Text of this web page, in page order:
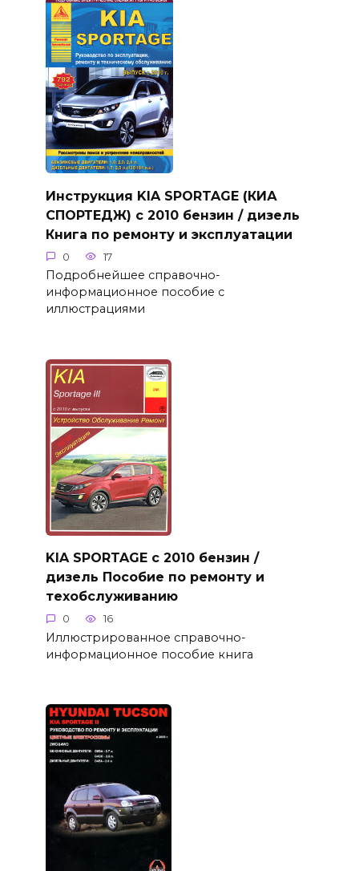
Инструкция KIA SPORTAGE (КИА
СПОРТЕДЖ) с 2010 бензин / дизель
Книга по ремонту и эксплуатации
0 17
Подробнейшее справочно-
информационное пособие с
иллюстрациями
KIA SPORTAGE с 2010 бензин /
дизель Пособие по ремонту и
техобслуживанию
0 16
Иллюстрированное справочно-
информационное пособие книга